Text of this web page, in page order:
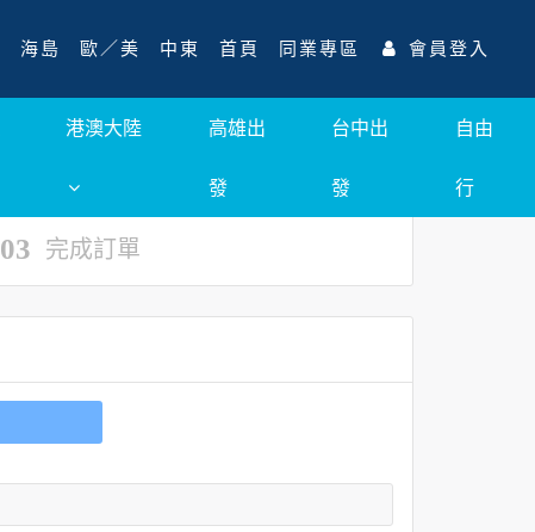
海島 歐／美 中東 首頁 同業專區 會員登入
港澳大陸 高雄出
發
台中出
發
自由
行
03 完成訂單